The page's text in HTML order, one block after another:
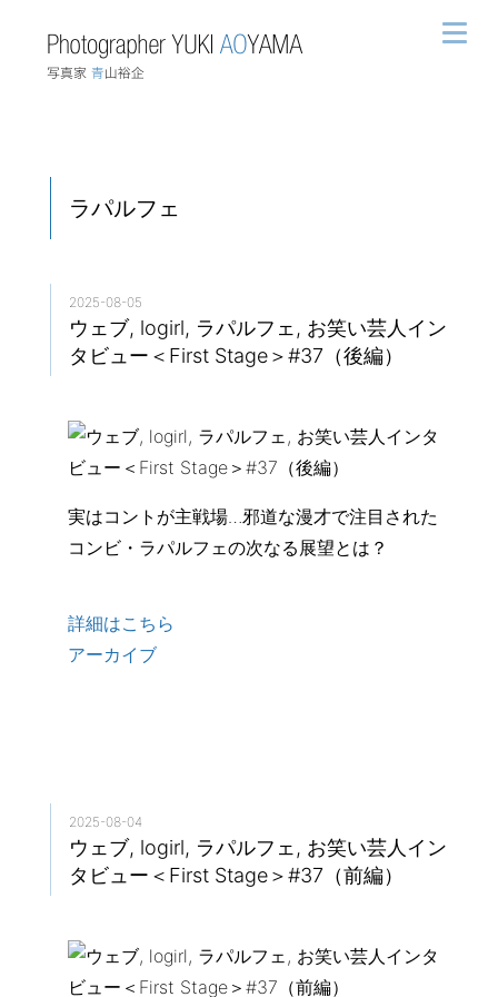
ラパルフェ
2025-08-05
ウェブ, logirl, ラパルフェ, お笑い芸人イン
タビュー＜First Stage＞#37（後編）
実はコントが主戦場…邪道な漫才で注目された
コンビ・ラパルフェの次なる展望とは？
詳細はこちら
アーカイブ
2025-08-04
ウェブ, logirl, ラパルフェ, お笑い芸人イン
タビュー＜First Stage＞#37（前編）